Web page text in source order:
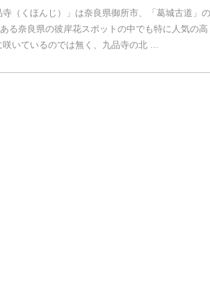
（くほんじ）」は奈良県御所市、「葛城古道」の
る奈良県の彼岸花スポットの中でも特に人気の高
いているのでは無く、九品寺の北 ...